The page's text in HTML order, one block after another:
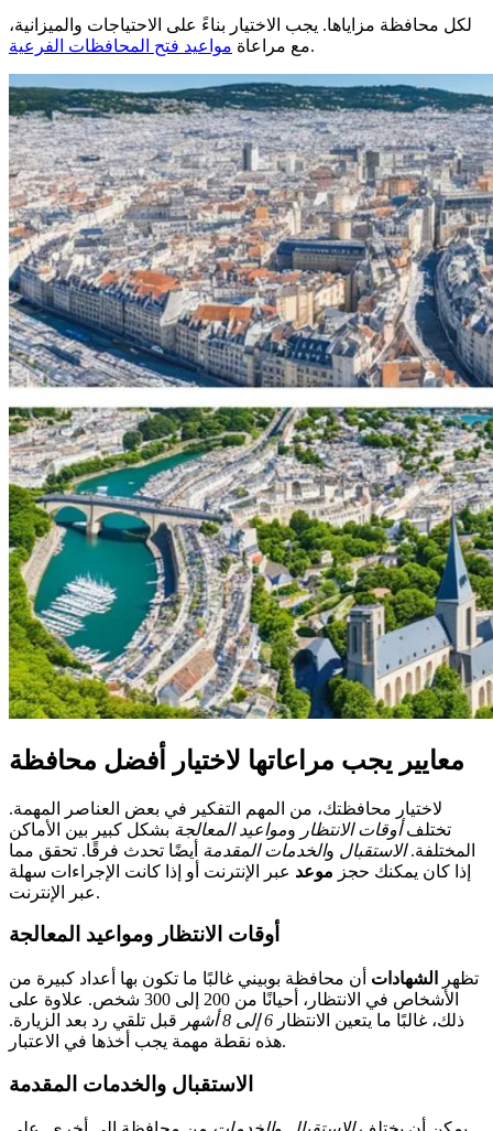
لكل محافظة مزاياها. يجب الاختيار بناءً على الاحتياجات والميزانية،
مع مراعاة مواعيد فتح المحافظات الفرعية .
معايير يجب مراعاتها لاختيار أفضل محافظة
لاختيار محافظتك، من المهم التفكير في بعض العناصر المهمة.
تختلفأوقات الانتظار ومواعيد المعالجة بشكل كبير بين الأماكن
المختلفة.الاستقبال والخدمات المقدمة أيضًا تحدث فرقًا. تحقق مما
إذا كان يمكنك حجز موعد عبر الإنترنت أو إذا كانت الإجراءات سهلة
عبر الإنترنت.
أوقات الانتظار ومواعيد المعالجة
تظهر الشهادات أن محافظة بوبيني غالبًا ما تكون بها أعداد كبيرة من
الأشخاص في الانتظار، أحيانًا من 200 إلى 300 شخص. علاوة على
ذلك، غالبًا ما يتعين الانتظار 6 إلى 8 أشهر
قبل تلقي رد بعد الزيارة.
هذه نقطة مهمة يجب أخذها في الاعتبار.
الاستقبال والخدمات المقدمة